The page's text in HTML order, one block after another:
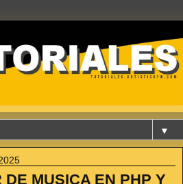
▼
DE MUSICA EN PHP Y